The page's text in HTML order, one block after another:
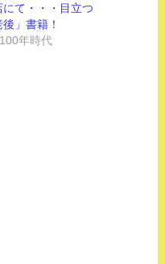
にて・・・目立つ
後」書籍！
年時代